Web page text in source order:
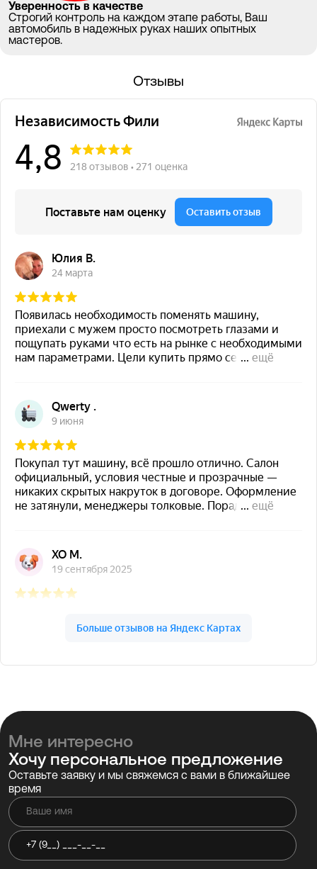
Уверенность в качестве
Строгий контроль на каждом этапе работы, Ваш
автомобиль в надежных руках наших опытных
мастеров.
Отзывы
Мне интересно
Хочу персональное предложение
Оставьте заявку и мы свяжемся с вами в ближайшее
время